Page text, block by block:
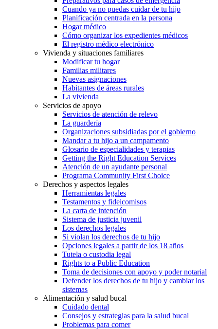
Cuando ya no puedas cuidar de tu hijo
Planificación centrada en la persona
Hogar médico
Cómo organizar los expedientes médicos
El registro médico electrónico
Vivienda y situaciones familiares
Modificar tu hogar
Familias militares
Nuevas asignaciones
Habitantes de áreas rurales
La vivienda
Servicios de apoyo
Servicios de atención de relevo
La guardería
Organizaciones subsidiadas por el gobierno
Mandar a tu hijo a un campamento
Glosario de especialidades y terapias
Getting the Right Education Services
Atención de un ayudante personal
Programa Community First Choice
Derechos y aspectos legales
Herramientas legales
Testamentos y fideicomisos
La carta de intención
Sistema de justicia juvenil
Los derechos legales
Si violan los derechos de tu hijo
Opciones legales a partir de los 18 años
Tutela o custodia legal
Rights to a Public Education
Toma de decisiones con apoyo y poder notarial
Defender los derechos de tu hijo y cambiar los
sistemas
Alimentación y salud bucal
Cuidado dental
Consejos y estrategias para la salud bucal
Problemas para comer